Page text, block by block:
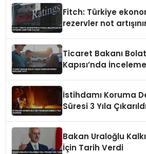
Fitch: Türkiye
rezervler not
Ticaret Bakanı Bolat
Kapısı’nda
İstihdamı Koruma
Süresi 3 Yıla
Bakan Uraloğlu
İçin Tarih Verdi